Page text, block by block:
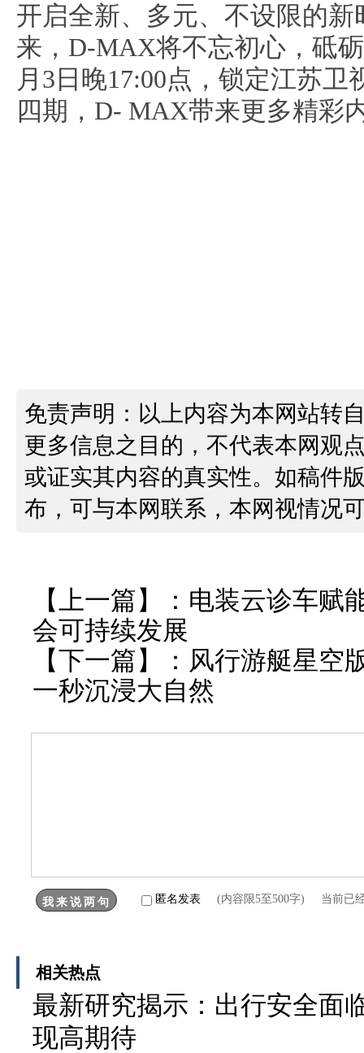
开启全新、多元、不设限的
来，D-MAX将不忘初心，砥
月3日晚17:00点，锁定江苏
四期，D- MAX带来更多精彩
免责声明：以上内容为本网站转
更多信息之目的，不代表本网观
或证实其内容的真实性。如稿件
布，可与本网联系，本网视情况
【上一篇】： 电装云诊车赋
会可持续发展
【下一篇】： 风行游艇星空
一秒沉浸大自然
匿名发表 (内容限5至500字) 当前已
相关热点
最新研究揭示：出行安全面
现高期待